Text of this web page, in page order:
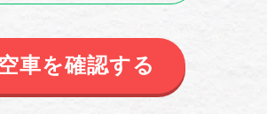
車を確認する